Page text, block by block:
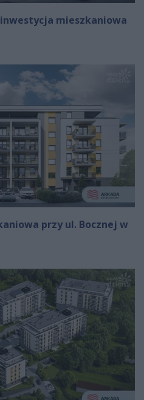
mieszkaniowa
przy ul. Bocznej w